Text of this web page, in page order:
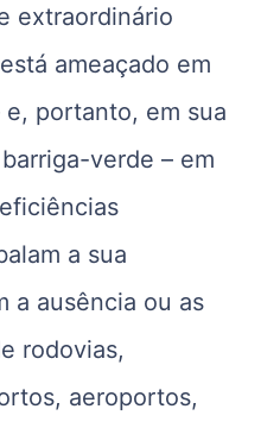
extraordinário
ameaçado em
portanto, em sua
verde – em
a sua
a ausência ou as
rodovias,
aeroportos,